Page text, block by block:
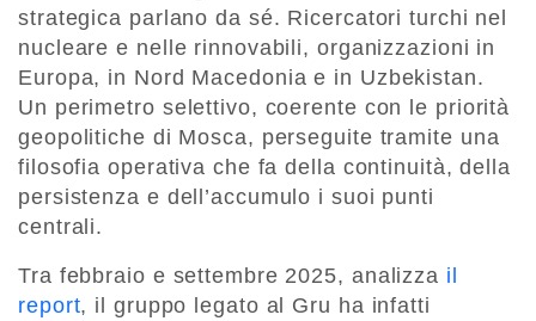
strategica parlano da sé. Ricercatori turchi nel
nucleare e nelle rinnovabili, organizzazioni in
Europa, in Nord Macedonia e in Uzbekistan.
Un perimetro selettivo, coerente con le priorità
geopolitiche di Mosca, perseguite tramite una
filosofia operativa che fa della continuità, della
persistenza e dell’accumulo i suoi punti
centrali.
Tra febbraio e settembre 2025, analizza il
report, il gruppo legato al Gru ha infatti